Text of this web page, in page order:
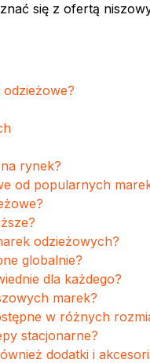
się z ofertą
rynek?
od popularnych
odzieżowych?
globalnie?
dla każdego?
marek?
w różnych
stacjonarne?
dodatki i